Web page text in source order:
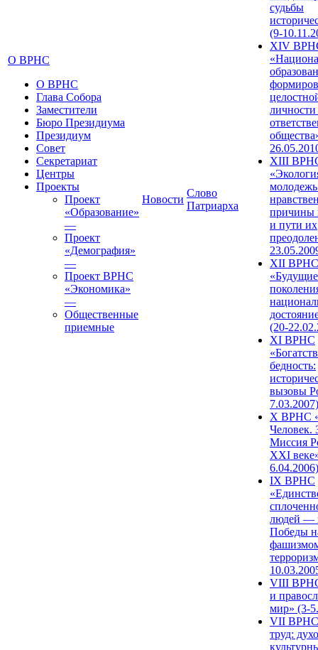
О ВРНС
О ВРНС
Глава Собора
Заместители
Бюро Президиума
Президиум
Совет
Секретариат
Центры
Проекты
Проект
«Образование»
—
Проект
«Демография»
—
Проект ВРНС
«Экономика»
—
Общественные
приемные
Новости
Слово
Патриарха
судьбы
(9-
XIV
XIII
причины
и пути их
XII ВРНС
«Будущие
(20-
XI ВРНС
бедность:
вызовы
7.03.2007)
X ВРНС
Человек.
Миссия
XXI
6.04.2006)
IX ВРНС
людей —
Победы
VIII
и
мир» (3-
VII ВРНС
труд: